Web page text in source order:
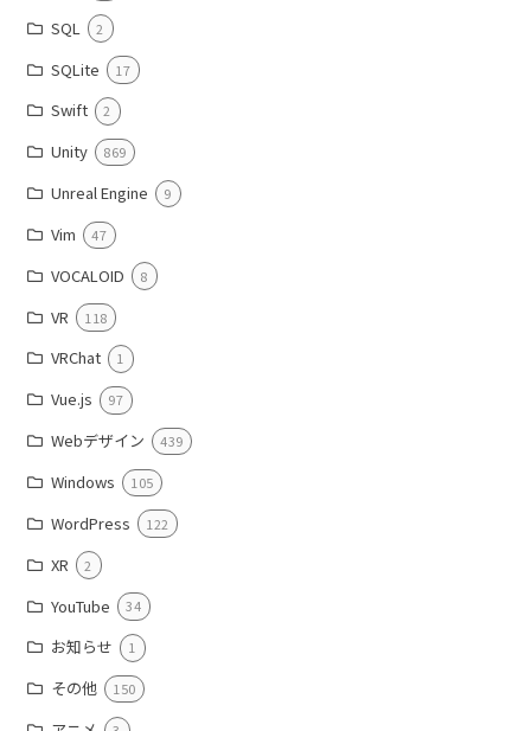
SQL 2
SQLite 17
Swift 2
Unity 869
Unreal Engine 9
Vim 47
VOCALOID 8
VR 118
VRChat 1
Vue.js 97
Webデザイン 439
Windows 105
WordPress 122
XR 2
YouTube 34
お知らせ 1
その他 150